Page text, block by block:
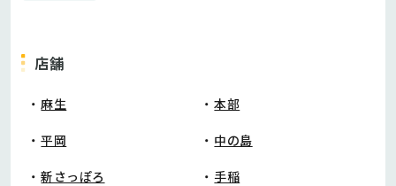
店舗
麻生 本部
平岡 中の島
新さっぽろ 手稲